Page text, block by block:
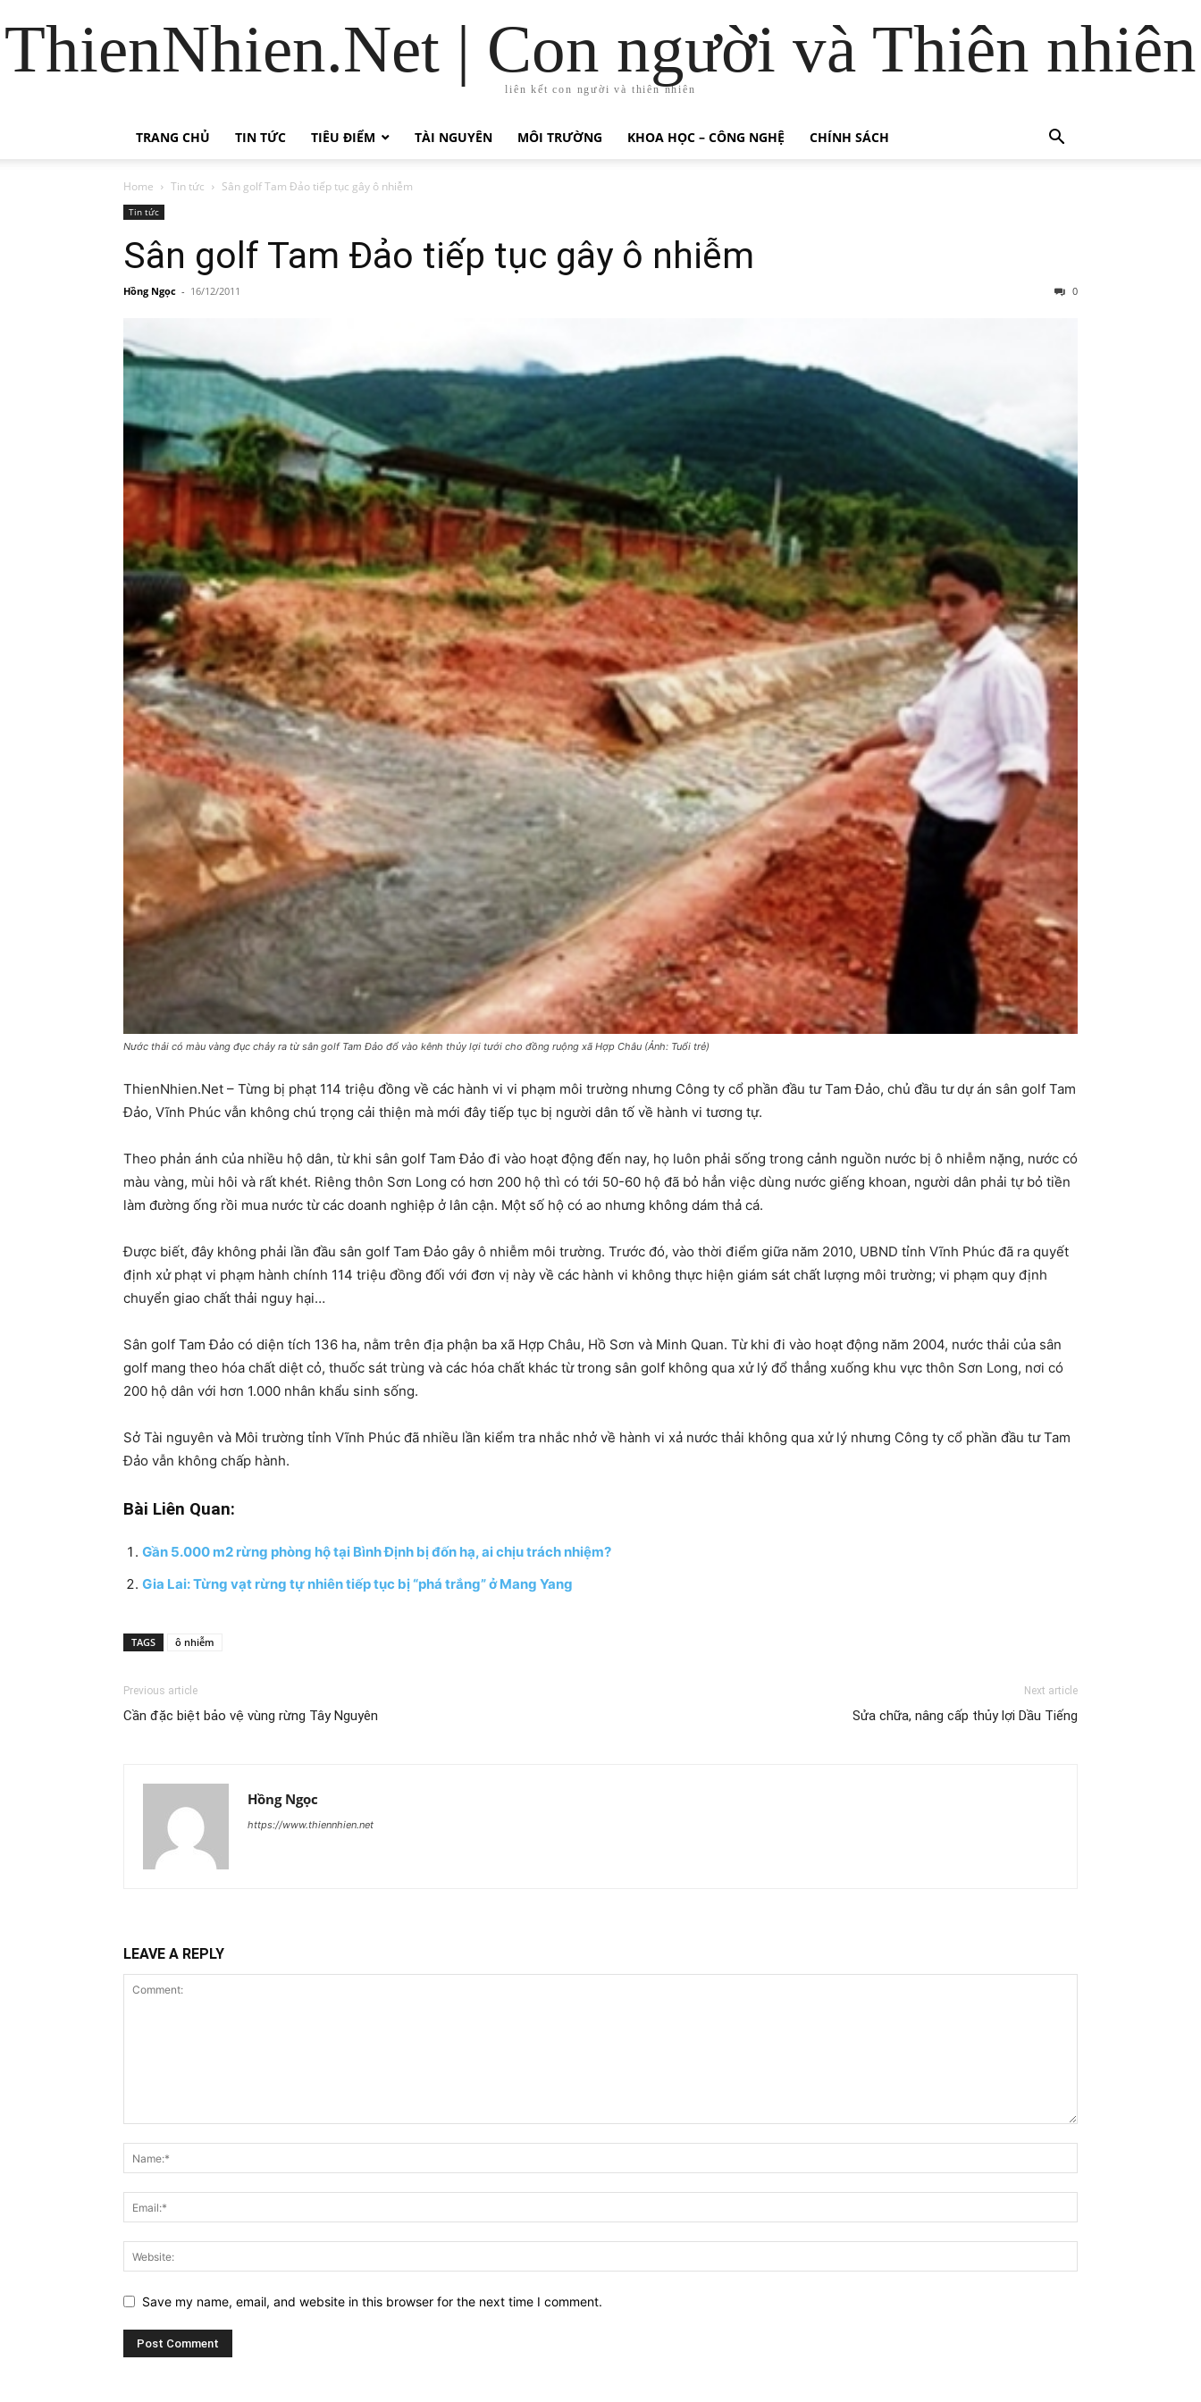
ThienNhien.Net | Con người và Thiên nhiên
liên kết con người và thiên nhiên
TRANG CHỦ TIN TỨC TIÊU ĐIỂM TÀI NGUYÊN MÔI TRƯỜNG KHOA HỌC – CÔNG NGHỆ CHÍNH SÁCH
Home Tin tức Sân golf Tam Đảo tiếp tục gây ô nhiễm
Tin tức
Sân golf Tam Đảo tiếp tục gây ô nhiễm
Hồng Ngọc - 16/12/2011 0
Nước thải có màu vàng đục chảy ra từ sân golf Tam Đảo đổ vào kênh thủy lợi tưới cho đồng ruộng xã Hợp Châu (Ảnh: Tuổi trẻ)
ThienNhien.Net – Từng bị phạt 114 triệu đồng về các hành vi vi phạm môi trường nhưng Công ty cổ phần đầu tư Tam Đảo, chủ đầu tư dự án sân golf Tam
Đảo, Vĩnh Phúc vẫn không chú trọng cải thiện mà mới đây tiếp tục bị người dân tố về hành vi tương tự.
Theo phản ánh của nhiều hộ dân, từ khi sân golf Tam Đảo đi vào hoạt động đến nay, họ luôn phải sống trong cảnh nguồn nước bị ô nhiễm nặng, nước có
màu vàng, mùi hôi và rất khét. Riêng thôn Sơn Long có hơn 200 hộ thì có tới 50-60 hộ đã bỏ hẳn việc dùng nước giếng khoan, người dân phải tự bỏ tiền
làm đường ống rồi mua nước từ các doanh nghiệp ở lân cận. Một số hộ có ao nhưng không dám thả cá.
Được biết, đây không phải lần đầu sân golf Tam Đảo gây ô nhiễm môi trường. Trước đó, vào thời điểm giữa năm 2010, UBND tỉnh Vĩnh Phúc đã ra quyết
định xử phạt vi phạm hành chính 114 triệu đồng đối với đơn vị này về các hành vi không thực hiện giám sát chất lượng môi trường; vi phạm quy định
chuyển giao chất thải nguy hại…
Sân golf Tam Đảo có diện tích 136 ha, nằm trên địa phận ba xã Hợp Châu, Hồ Sơn và Minh Quan. Từ khi đi vào hoạt động năm 2004, nước thải của sân
golf mang theo hóa chất diệt cỏ, thuốc sát trùng và các hóa chất khác từ trong sân golf không qua xử lý đổ thẳng xuống khu vực thôn Sơn Long, nơi có
200 hộ dân với hơn 1.000 nhân khẩu sinh sống.
Sở Tài nguyên và Môi trường tỉnh Vĩnh Phúc đã nhiều lần kiểm tra nhắc nhở về hành vi xả nước thải không qua xử lý nhưng Công ty cổ phần đầu tư Tam
Đảo vẫn không chấp hành.
Bài Liên Quan:
Gần 5.000 m2 rừng phòng hộ tại Bình Định bị đốn hạ, ai chịu trách nhiệm?
Gia Lai: Từng vạt rừng tự nhiên tiếp tục bị “phá trắng” ở Mang Yang
TAGS ô nhiễm
Previous article
Cần đặc biệt bảo vệ vùng rừng Tây Nguyên
Next article
Sửa chữa, nâng cấp thủy lợi Dầu Tiếng
Hồng Ngọc
https://www.thiennhien.net
LEAVE A REPLY
Save my name, email, and website in this browser for the next time I comment.